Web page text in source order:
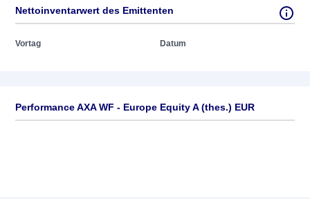
Nettoinventarwert des Emittenten
Vortag Datum
Performance AXA WF - Europe Equity A (thes.) EUR